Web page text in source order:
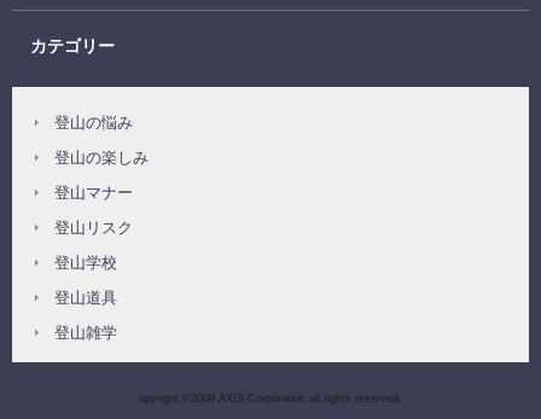
カテゴリー
登山の悩み
登山の楽しみ
登山マナー
登山リスク
登山学校
登山道具
登山雑学
opyright ©2008 AXIS Corporation all rights reserved.